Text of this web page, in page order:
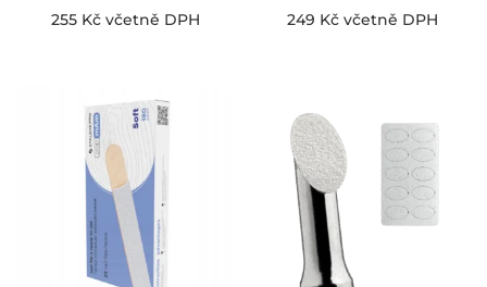
255 Kč včetně DPH 249 Kč včetně DPH